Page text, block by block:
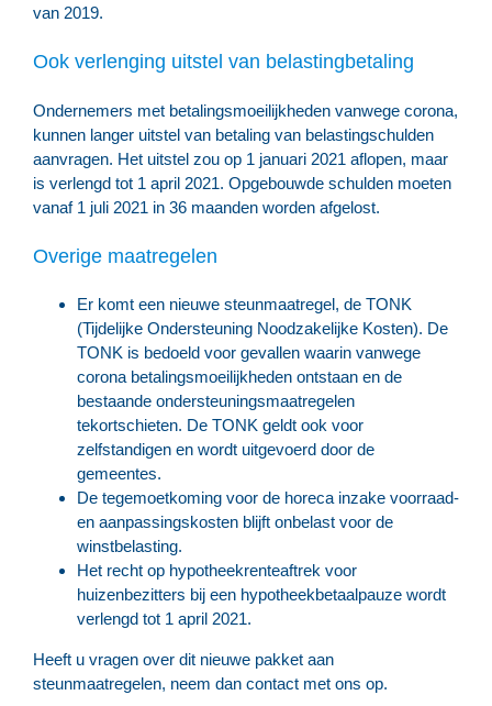
van 2019.
Ook verlenging uitstel van belastingbetaling
Ondernemers met betalingsmoeilijkheden vanwege corona,
kunnen langer uitstel van betaling van belastingschulden
aanvragen. Het uitstel zou op 1 januari 2021 aflopen, maar
is verlengd tot 1 april 2021. Opgebouwde schulden moeten
vanaf 1 juli 2021 in 36 maanden worden afgelost.
Overige maatregelen
Er komt een nieuwe steunmaatregel, de TONK
(Tijdelijke Ondersteuning Noodzakelijke Kosten). De
TONK is bedoeld voor gevallen waarin vanwege
corona betalingsmoeilijkheden ontstaan en de
bestaande ondersteuningsmaatregelen
tekortschieten. De TONK geldt ook voor
zelfstandigen en wordt uitgevoerd door de
gemeentes.
De tegemoetkoming voor de horeca inzake voorraad-
en aanpassingskosten blijft onbelast voor de
winstbelasting.
Het recht op hypotheekrenteaftrek voor
huizenbezitters bij een hypotheekbetaalpauze wordt
verlengd tot 1 april 2021.
Heeft u vragen over dit nieuwe pakket aan
steunmaatregelen, neem dan contact met ons op.